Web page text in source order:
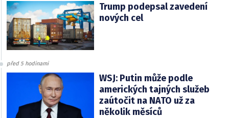
Trump podepsal zavedení
nových cel
před 5 hodinami
WSJ: Putin může podle
amerických tajných služeb
zaútočit na NATO už za
několik měsíců